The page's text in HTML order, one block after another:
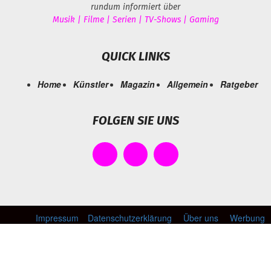
rundum informiert über
Musik | Filme | Serien | TV-Shows | Gaming
QUICK LINKS
Home Künstler Magazin Allgemein Ratgeber
FOLGEN SIE UNS
Impressum Datenschutzerklärung Über uns Werbung